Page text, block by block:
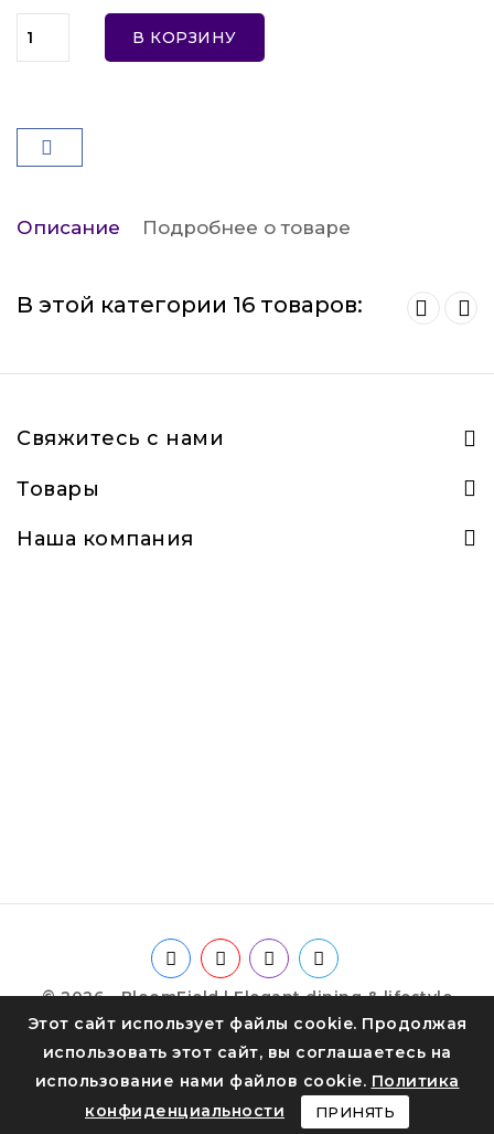
В КОРЗИНУ
Описание Подробнее о товаре
В этой категории 16 товаров:
Свяжитесь с нами
Товары
Наша компания
Этот сайт использует файлы cookie. Продолжая
использовать этот сайт, вы соглашаетесь на
использование нами файлов cookie. Политика
конфиденциальности
ПРИНЯТЬ
© 2026 - BloomField | Elegant dining & lifestyle